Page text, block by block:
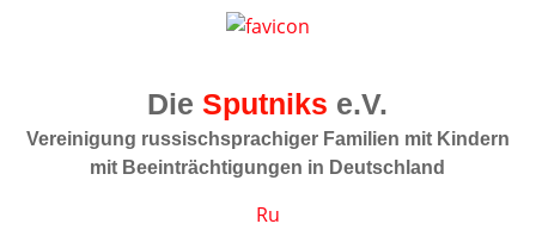
Sputniks
Vereinigung russischsprachiger Familien mit Kindern
mit Beeinträchtigungen in Deutschland
Ru